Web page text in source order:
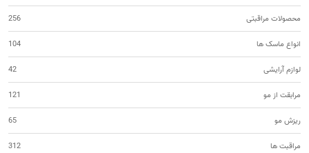
محصولات مراقبتی 256
انواع ماسک ها 104
لوازم آرایشی 42
مرابقت از مو 121
ریزش مو 65
مراقبت ها 312